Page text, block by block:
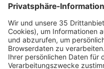
Folgen Sie uns
Facebook
X LinkedInYouTube
Instagram
RSS